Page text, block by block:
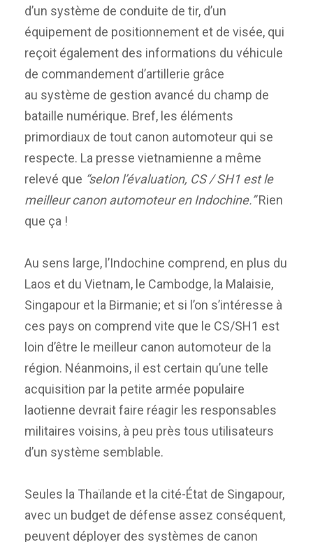
d’un système de conduite de tir, d’un
équipement de positionnement et de visée, qui
reçoit également des informations du véhicule
de commandement d’artillerie grâce
au système de gestion avancé du champ de
bataille numérique. Bref, les éléments
primordiaux de tout canon automoteur qui se
respecte. La presse vietnamienne a même
relevé que “selon l’évaluation, CS / SH1 est le
meilleur canon automoteur en Indochine.”Rien
que ça !
Au sens large, l’Indochine comprend, en plus du
Laos et du Vietnam, le Cambodge, la Malaisie,
Singapour et la Birmanie; et si l’on s’intéresse à
ces pays on comprend vite que le CS/SH1 est
loin d’être le meilleur canon automoteur de la
région. Néanmoins, il est certain qu’une telle
acquisition par la petite armée populaire
laotienne devrait faire réagir les responsables
militaires voisins, à peu près tous utilisateurs
d’un système semblable.
Seules la Thaïlande et la cité-État de Singapour,
avec un budget de défense assez conséquent,
peuvent déployer des systèmes de canon